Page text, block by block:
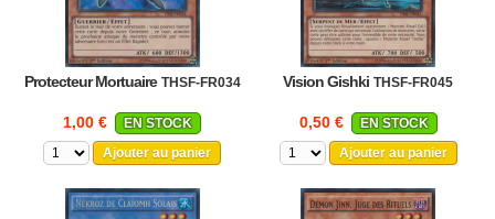
Protecteur Mortuaire THSF-FR034
1,00 €
EN STOCK
Ajouter au panier
Vision Gishki THSF-FR045
0,50 €
EN STOCK
Ajouter au panier